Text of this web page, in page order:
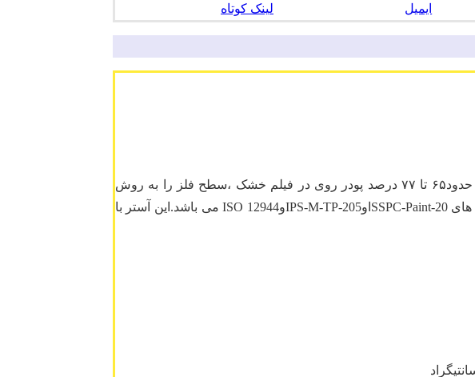
ایمیل لینک کوتاه
آستر AEP-667 به صورت دو جزئی و بر پایه رزین اپوکسی وهاردنر پلی آمید فرموله شده است وبدلیل دارا بودن حدود۶۵ تا ۷۷ درصد پودر روی در فیلم خشک ،سطح فلز را به روش
حفاظت کاتدی در برابر عوامل خورنده شدید محافظت می نماید.این فرمولاسیون مطابق الزامات کابردی استاندارد های SSPC-Paint-20اوIPS-M-TP-205وISO 12944 می باشد.این آستر با